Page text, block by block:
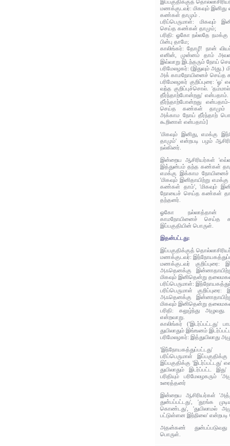
இப்பகுதிக்குத்
மணக்குடவர்: மிகவும்
கண்கள் தாமும் .
பரிப்பெருமாள்: மிகவும்
செய்த கண்கள் தாமும்;
பரிதி: ஓகோ நல்லதே நமக்கு
பின்பு தாமே;
காலிங்கர்: தோழீ! நான்
எனின், முன்னம் தாம்
இவ்வாறு இடந்தரும் நோய்
பரிமேலழகர்: (இதுவும் அது.)
அக் காமநோயினைச் செய்த
பரிமேலழகர் குறிப்புரை: 'ஓ'
வந்த குறிப்புச்சொல்.
தீர்ந்தாற்போன்றது'
தீர்ந்தாற்போன்றது
செய்த கண்கள் தாமும்
அக்காம நோய் தீர்ந்தாற்
கூறினாள் என்பதாம்]
'மிகவும் இனிது,
தாமும்' என்றபடி பழம்
நல்கினர்.
இன்றைய ஆசிரியர்கள்
இத்துன்பம் தந்த கண்கள்
எமக்கு இக்காம
'மிகவும் இனிதாயிற்று
கண்கள் தாம்', 'மிகவும்
நோயைச் செய்த கண்கள்
தந்தனர்.
ஓகோ நல்லாத்தான்
காமநோயினைச் செய்த
இப்பகுதியின் பொருள்.
இதன்பட்டது:
இப்பகுதிக்குத்
மணக்குடவர்:
மணக்குடவர் குறிப்புரை:
அஃதெனக்கு
மிகவும் இனிதென்று
பரிப்பெருமாள்:
பரிப்பெருமாள்
அஃதெனக்கு
மிகவும் இனிதென்று
பரிதி: கலுழ்ந்து
என்றவாறு.
காலிங்கர் ('இடர்ப்பட்டது'
துயிலாதும் இங்ஙனம்
பரிமேலழகர்: இத்துயிலாது
பரிப்பெருமாள்
இப்பகுதிக்கு 'இடர்ப்பட்டது'
துயிலாதும் இடர்ப்பட்ட
பரிதியும்
உரைத்தனர்
இன்றைய ஆசிரியர்கள்
துன்பப்பட்டது', 'தூங்க
கொண்டது', 'துயிலாமல்
பட்டுள்ளன இந்நிலை'
அதன்கண் துன்பப்படுவது
பொருள்.